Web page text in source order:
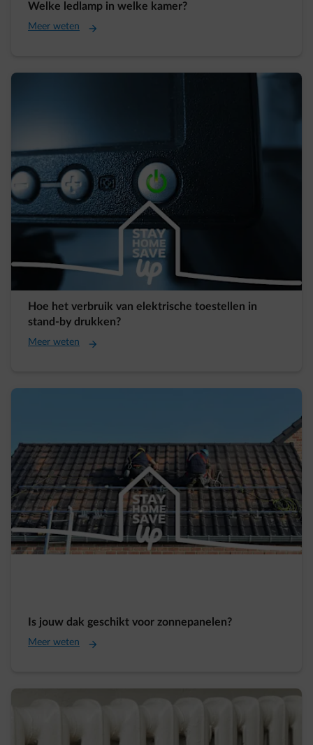
Welke ledlamp in welke kamer?
Meer weten
Hoe het verbruik van elektrische toestellen in
stand-by drukken?
Meer weten
Is jouw dak geschikt voor zonnepanelen?
Meer weten